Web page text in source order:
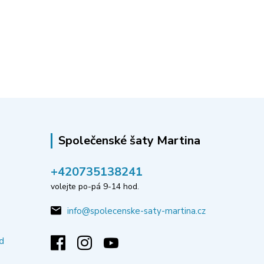
Společenské šaty Martina
‭+420735138241
volejte po-pá 9-14 hod.
info@spolecenske-saty-martina.cz